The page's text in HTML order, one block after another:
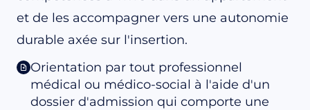
et de les accompagner vers une autonomie
durable axée sur l'insertion.
Orientation par tout professionnel
médical ou médico-social à l'aide d'un
dossier d'admission qui comporte une